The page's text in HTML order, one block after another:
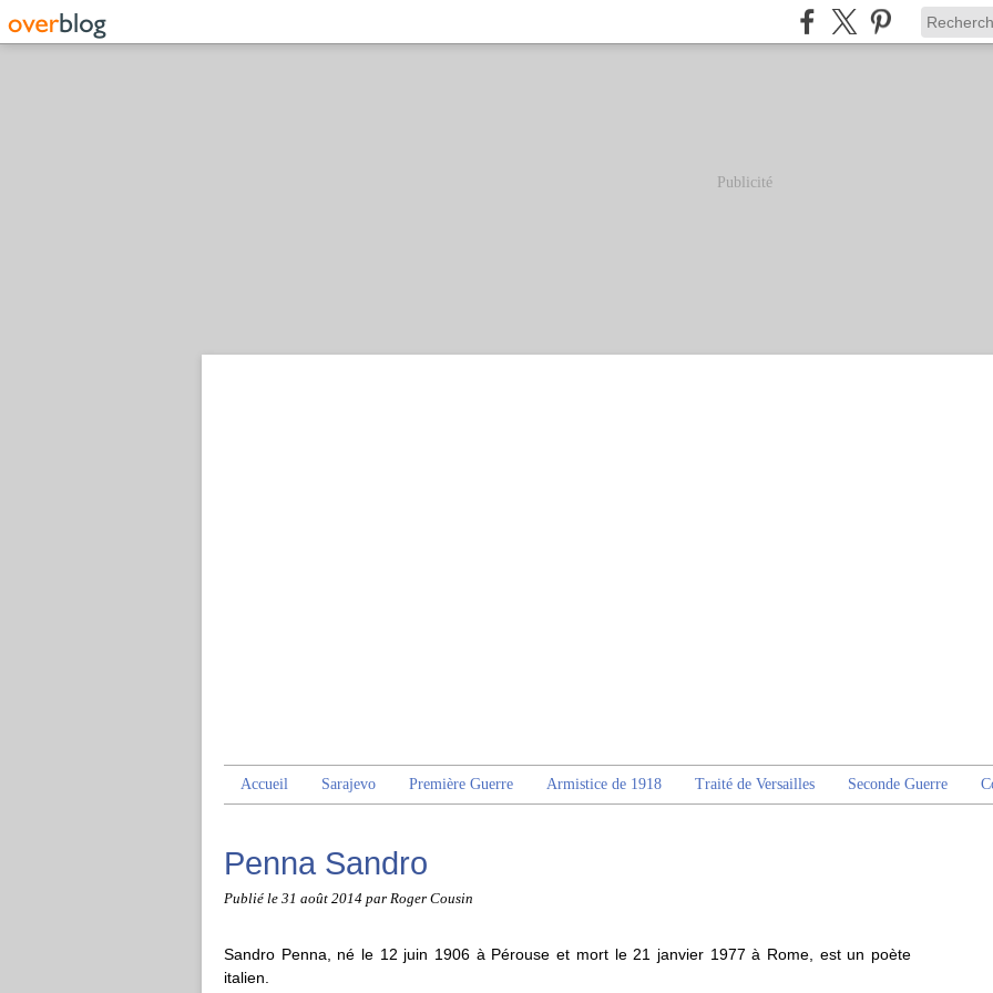
Publicité
Accueil Sarajevo Première Guerre Armistice de 1918 Traité de Versailles Seconde Guerre
Penna Sandro
Publié le 31 août 2014 par Roger Cousin
Sandro Penna, né le 12 juin 1906 à Pérouse et mort le 21 janvier 1977 à Rome, est un poète
italien.